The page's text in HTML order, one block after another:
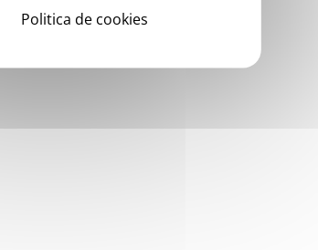
Politica de cookies